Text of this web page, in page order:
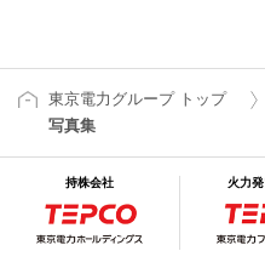
東京電力グループ トップ
写真集
持株会社 火力